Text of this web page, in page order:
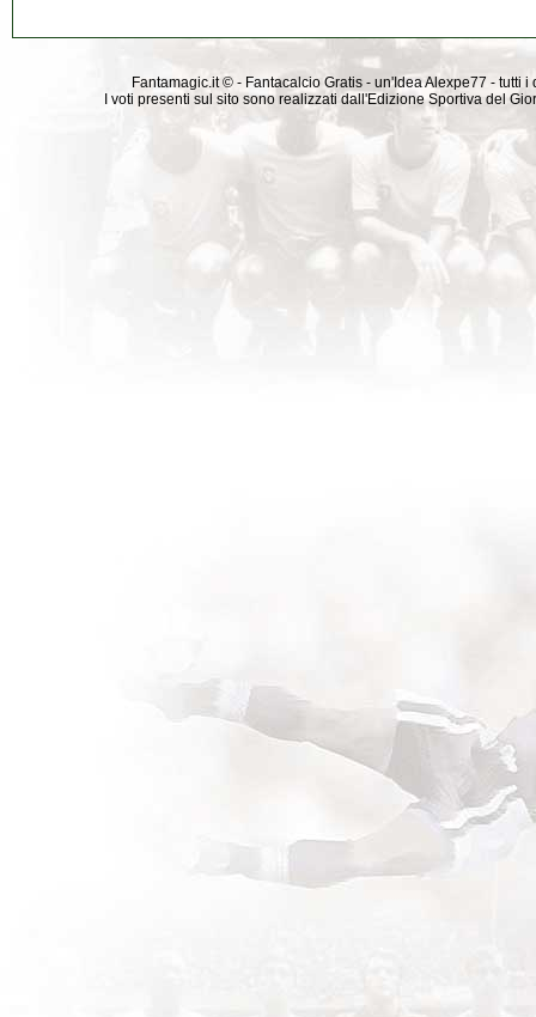
Fantamagic.it © - Fantacalcio Gratis - un'Idea Alexpe77 -
I voti presenti sul sito sono realizzati dall'Edizione Sportiva del